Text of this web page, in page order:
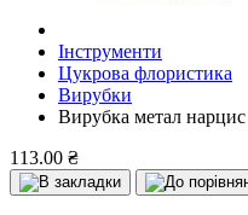
Інструменти
Цукрова флористика
Вирубки
Вирубка метал
113.00 ₴